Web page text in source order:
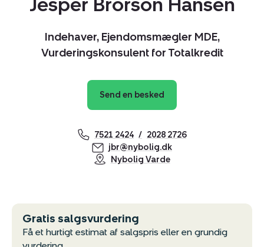
Jesper Brorson Hansen
Indehaver, Ejendomsmægler MDE,
Vurderingskonsulent for Totalkredit
Send en besked
7521 2424
2028 2726
jbr@nybolig.dk
Nybolig Varde
Gratis salgsvurdering
Få et hurtigt estimat af salgspris eller en grundig
Kopier link